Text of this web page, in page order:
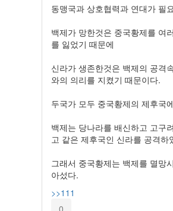
동맹국과 상호협력과 연대가 필
백제가 망한것은 중국황제를 여
를 잃었기 때문에
신라가 생존한것은 백제의 공격
와의 의리를 지켰기 때문이다.
두국가 모두 중국황제의 제후국
백제는 당나라를 배신하고 고구
고 같은 제후국인 신라를 공격하
그래서 중국황제는 백제를 멸망
아섰다.
>>111